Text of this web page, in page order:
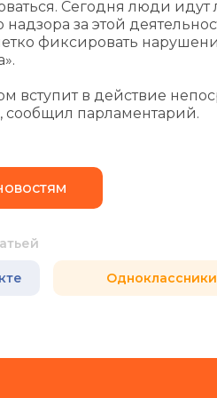
Сегодня люди идут
надзора за этой
фиксировать
вступит в действие
сообщил парламентарий.
Одноклассники